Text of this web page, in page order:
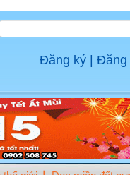
Đăng ký Đăng